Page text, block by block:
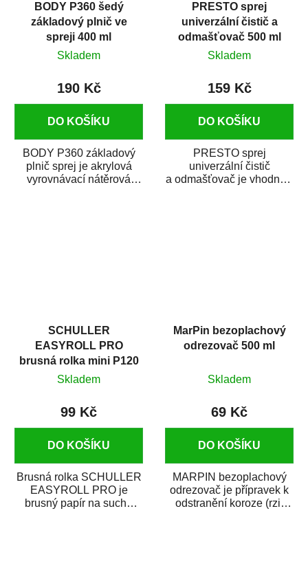
BODY P360 šedý
základový plnič ve
spreji 400 ml
Skladem
190 Kč
DO KOŠÍKU
BODY P360 základový
plnič sprej je akrylová
vyrovnávací nátěrová
PRESTO sprej
univerzální čistič a
odmašťovač 500 ml
Skladem
159 Kč
DO KOŠÍKU
PRESTO sprej
univerzální čistič
a odmašťovač je vhodný k
SCHULLER
EASYROLL PRO
brusná rolka mini P120
Skladem
99 Kč
DO KOŠÍKU
Brusná rolka SCHULLER
EASYROLL PRO je
brusný papír na suché
MarPin bezoplachový
odrezovač 500 ml
Skladem
69 Kč
DO KOŠÍKU
MARPIN bezoplachový
odrezovač je přípravek k
odstranění koroze (rzi)